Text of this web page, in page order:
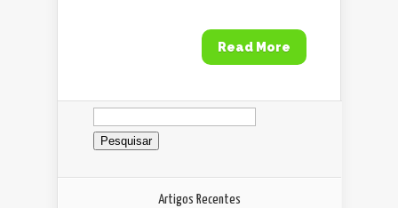
Read More
Pesquisar
por:
Artigos Recentes